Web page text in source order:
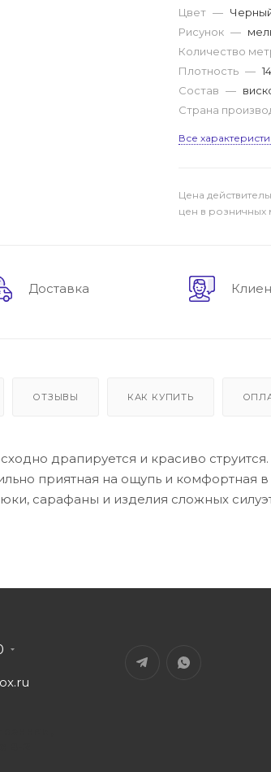
Цвет —
Рисунок —
Количество
Плотность —
Состав —
Страна
Все
Цена
цен в розничных
Доставка
ОТЗЫВЫ КАК КУПИТЬ
драпируется и красиво
приятная на ощупь и комфортная
сарафаны и изделия сложных